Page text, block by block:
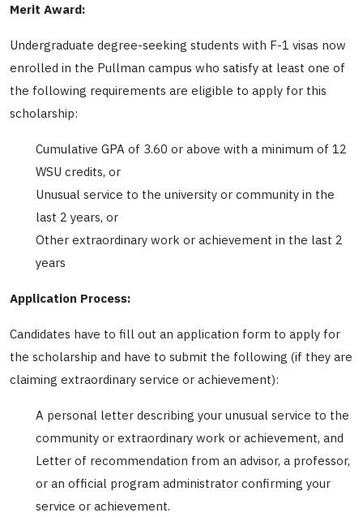
Merit Award:
Undergraduate degree-seeking students with F-1 visas now
enrolled in the Pullman campus who satisfy at least one of
the following requirements are eligible to apply for this
scholarship:
Cumulative GPA of 3.60 or above with a minimum of 12
WSU credits, or
Unusual service to the university or community in the
last 2 years, or
Other extraordinary work or achievement in the last 2
years
Application Process:
Candidates have to fill out an application form to apply for
the scholarship and have to submit the following (if they are
claiming extraordinary service or achievement):
A personal letter describing your unusual service to the
community or extraordinary work or achievement, and
Letter of recommendation from an advisor, a professor,
or an official program administrator confirming your
service or achievement.